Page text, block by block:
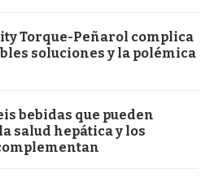
Torque-Peñarol complica
soluciones y la polémica
bebidas que pueden
salud hepática y los